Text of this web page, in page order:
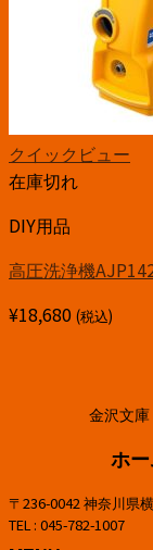
クイックビュー
在庫切れ
DIY用品
高圧洗浄機
¥18,680 (税込)
金沢文
ホ
〒236-0042 神奈川県
TEL : 045-782-1007